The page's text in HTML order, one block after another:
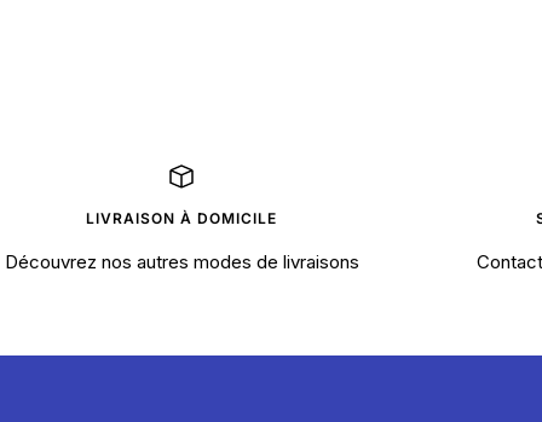
LIVRAISON À DOMICILE
Découvrez nos autres modes de livraisons